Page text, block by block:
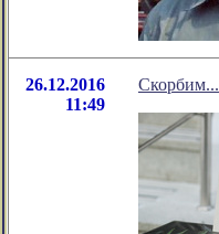
26.12.2016
11:49
Скорбим...